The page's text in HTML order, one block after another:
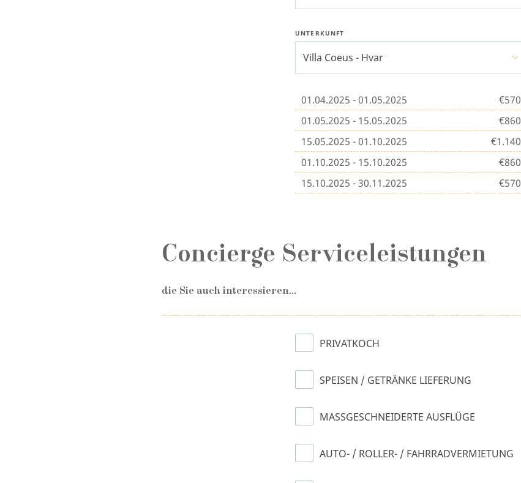
UNTERKUNFT
Villa Coeus - Hvar
01.04.2025 - 01.05.2025
€570
01.05.2025 - 15.05.2025
€860
15.05.2025 - 01.10.2025
€1.140
01.10.2025 - 15.10.2025
€860
15.10.2025 - 30.11.2025
€570
Concierge Serviceleistungen
die Sie auch interessieren...
PRIVATKOCH
SPEISEN / GETRÄNKE LIEFERUNG
MASSGESCHNEIDERTE AUSFLÜGE
AUTO- / ROLLER- / FAHRRADVERMIETUNG